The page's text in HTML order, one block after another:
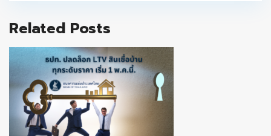
Related Posts